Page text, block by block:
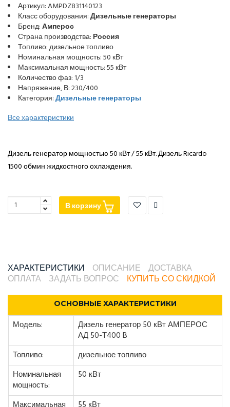
Артикул: AMPDZ831140123
Класс оборудования:Дизельные генераторы
Бренд:Амперос
Страна производства: Россия
Топливо: дизельное топливо
Номинальная мощность: 50 кВт
Максимальная мощность: 55 кВт
Количество фаз: 1/3
Напряжение, В: 230/400
Категория:Дизельные генераторы
Все характеристики
Дизель генератор мощностью 50 кВт / 55 кВт. Дизель Ricardo
1500 обмин жидкостного охлаждения.
В корзину
ХАРАКТЕРИСТИКИ ОПИСАНИЕ
ДОСТАВКА
ОПЛАТА
ЗАДАТЬ ВОПРОС КУПИТЬ СО СКИДКОЙ
ОСНОВНЫЕ ХАРАКТЕРИСТИКИ
Модель:
Дизель генератор 50 кВт АМПЕРОС
АД 50-Т400 B
Топливо:
дизельное топливо
Номинальная
мощность:
50 кВт